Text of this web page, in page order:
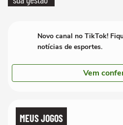
Novo canal no TikTok!
notícias de esportes.
Vem
MEUS JOGOS